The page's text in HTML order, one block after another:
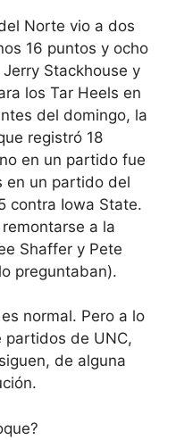
Norte vio a dos
16 puntos y ocho
Stackhouse y
los Tar Heels en
del domingo, la
registró 18
en un partido fue
en un partido del
contra Iowa State.
a la
Shaffer y Pete
preguntaban).
normal. Pero a lo
partidos de UNC,
de alguna